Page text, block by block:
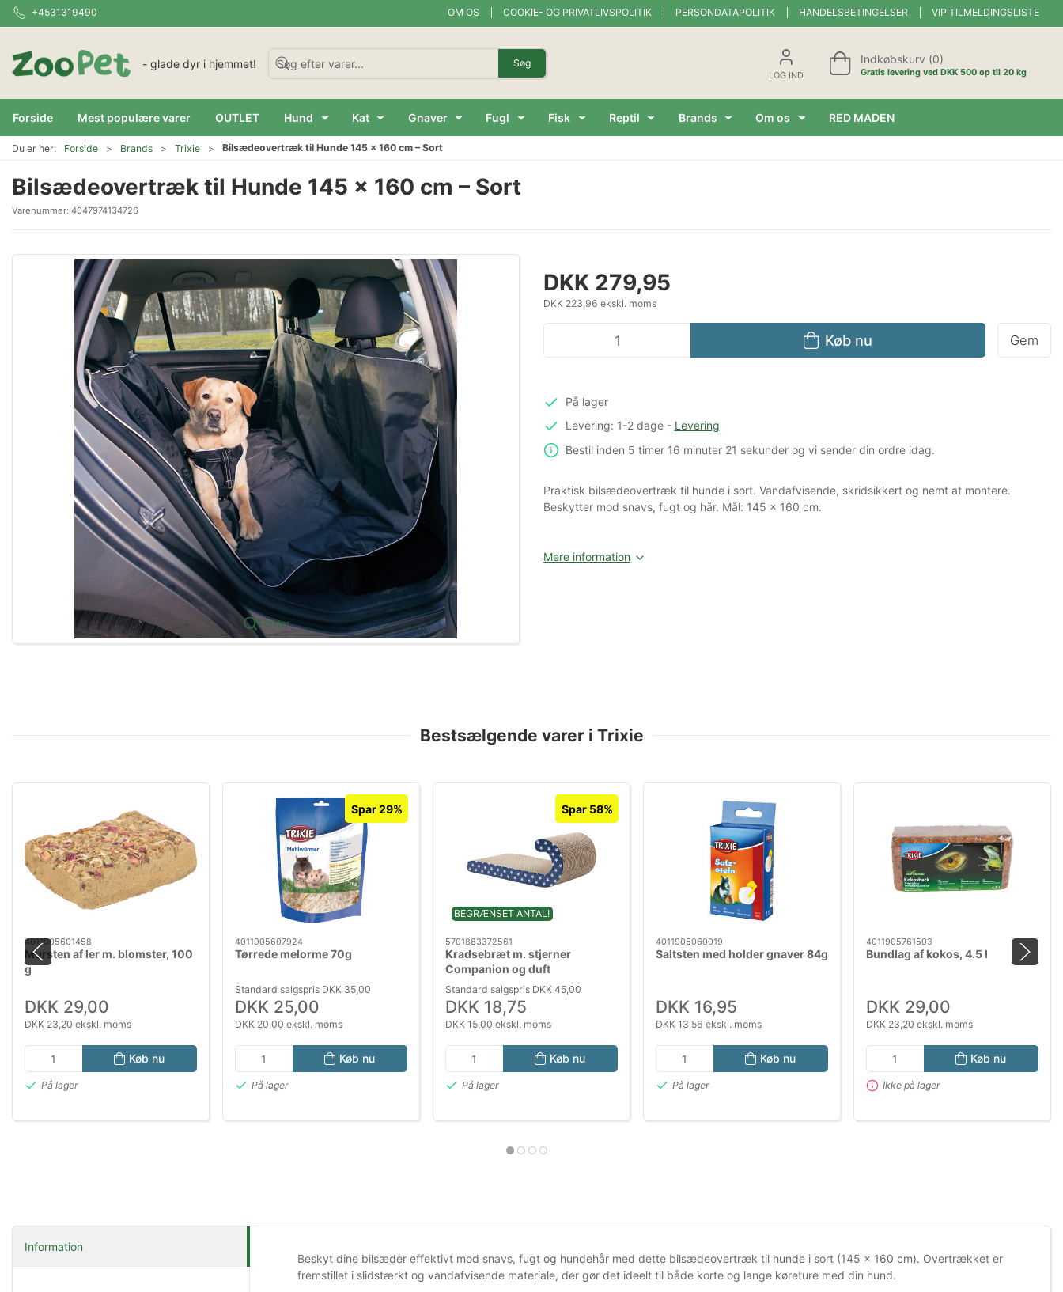
+4531319490 OM OS COOKIE- OG PRIVATLIVSPOLITIK PERSONDATAPOLITIK HANDELSBETINGELSER VIP TILMELDINGSLISTE
- glade dyr i hjemmet! Søg
LOG IND
Indkøbskurv (0)
Gratis levering ved DKK 500 op til 20 kg
Forside Mest populære varer OUTLET Hund Kat Gnaver Fugl Fisk Reptil Brands Om os RED MADEN
Du er her: Forside Brands Trixie Bilsædeovertræk til Hunde 145 × 160 cm – Sort
Bilsædeovertræk til Hunde 145 × 160 cm – Sort
Varenummer: 4047974134726
Forstør
DKK 279,95
DKK 223,96 ekskl. moms
Køb nu Gem
På lager
Levering: 1-2 dage- Levering
Bestil inden 5 timer16 minuter20 sekunder og vi sender din ordre idag.
Praktisk bilsædeovertræk til hunde i sort. Vandafvisende, skridsikkert og nemt at montere.
Beskytter mod snavs, fugt og hår. Mål: 145 × 160 cm.
Mere information
Bestsælgende varer i Trixie
4011905601458
Mursten af ler m. blomster, 100
g
DKK 29,00
DKK 23,20 ekskl. moms
Køb nu
På lager
Spar 29%
4011905607924
Tørrede melorme 70g
Standard salgspris DKK 35,00
DKK 25,00
DKK 20,00 ekskl. moms
Køb nu
På lager
BEGRÆNSET ANTAL!
Spar 58%
5701883372561
Kradsebræt m. stjerner
Companion og duft
Standard salgspris DKK 45,00
DKK 18,75
DKK 15,00 ekskl. moms
Køb nu
På lager
4011905060019
Saltsten med holder gnaver 84g
DKK 16,95
DKK 13,56 ekskl. moms
Køb nu
På lager
4011905761503
Bundlag af kokos, 4.5 l
DKK 29,00
DKK 23,20 ekskl. moms
Køb nu
Ikke på lager
Information
Beskyt dine bilsæder effektivt mod snavs, fugt og hundehår med dette bilsædeovertræk til hunde i sort (145 × 160 cm). Overtrækket er
fremstillet i slidstærkt og vandafvisende materiale, der gør det ideelt til både korte og lange køreture med din hund.